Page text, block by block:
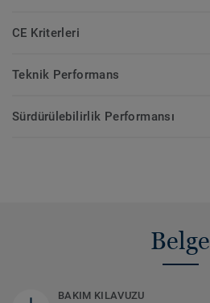
CE Kriterleri
Teknik Performans
Sürdürülebilirlik Performansı
Belge
BAKIM KILAVUZU